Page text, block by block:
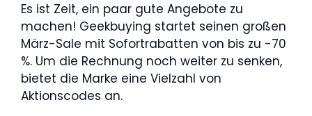
Es ist Zeit, ein paar gute Angebote zu
machen! Geekbuying startet seinen großen
März-Sale mit Sofortrabatten von bis zu -70
%. Um die Rechnung noch weiter zu senken,
bietet die Marke eine Vielzahl von
Aktionscodes an.